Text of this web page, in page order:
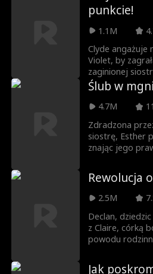
ale także kieruje
Ostatecznie
Sara jest
szukał przez
punkcie!
1.1M
Clyde angażuje
Violet, by
zaginionej
życzenie ojca.
ciągłej krytyce i
antagonisty.
zakazane
zniszczyć ich
Violet z innym.
odzyskania
przerwać
Ślub w
4.7M
Zdradzona
siostrę, Esther
znając jego
stawić czoła
firmę jej matki i
zakończenie.
Rewolucja
2.5M
Declan,
z Claire, córką
powodu
widząc, że
Jak